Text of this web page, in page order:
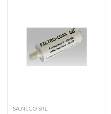
SA.NI.CO SRL